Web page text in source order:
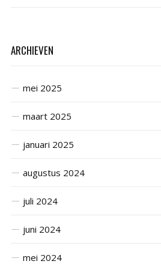
ARCHIEVEN
mei 2025
maart 2025
januari 2025
augustus 2024
juli 2024
juni 2024
mei 2024